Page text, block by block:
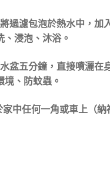
過濾包泡於熱水中，加
浸泡、沐浴。
盆五分鐘，直接噴灑在
境、防蚊蟲。
中任何一角或車上（納